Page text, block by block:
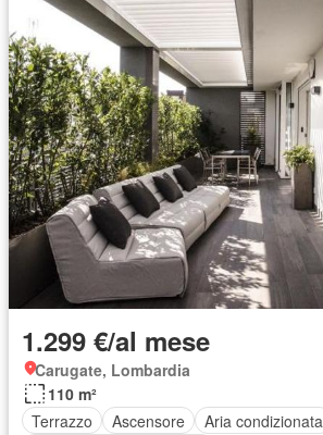
1.299 €/al mese
Carugate, Lombardia
110 m²
Terrazzo
Ascensore
Aria condizionata